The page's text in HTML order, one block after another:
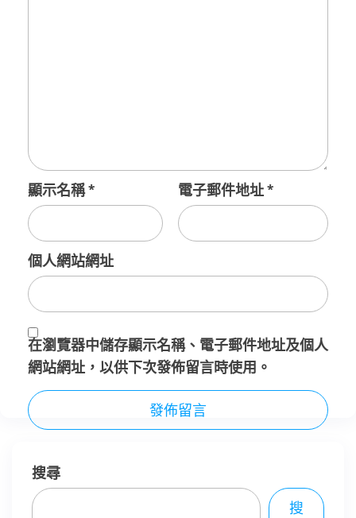
顯示名稱* 電子郵件地址*
個人網站網址
在瀏覽器中儲存顯示名稱、電子郵件地址及個人
網站網址，以供下次發佈留言時使用。
搜尋
搜